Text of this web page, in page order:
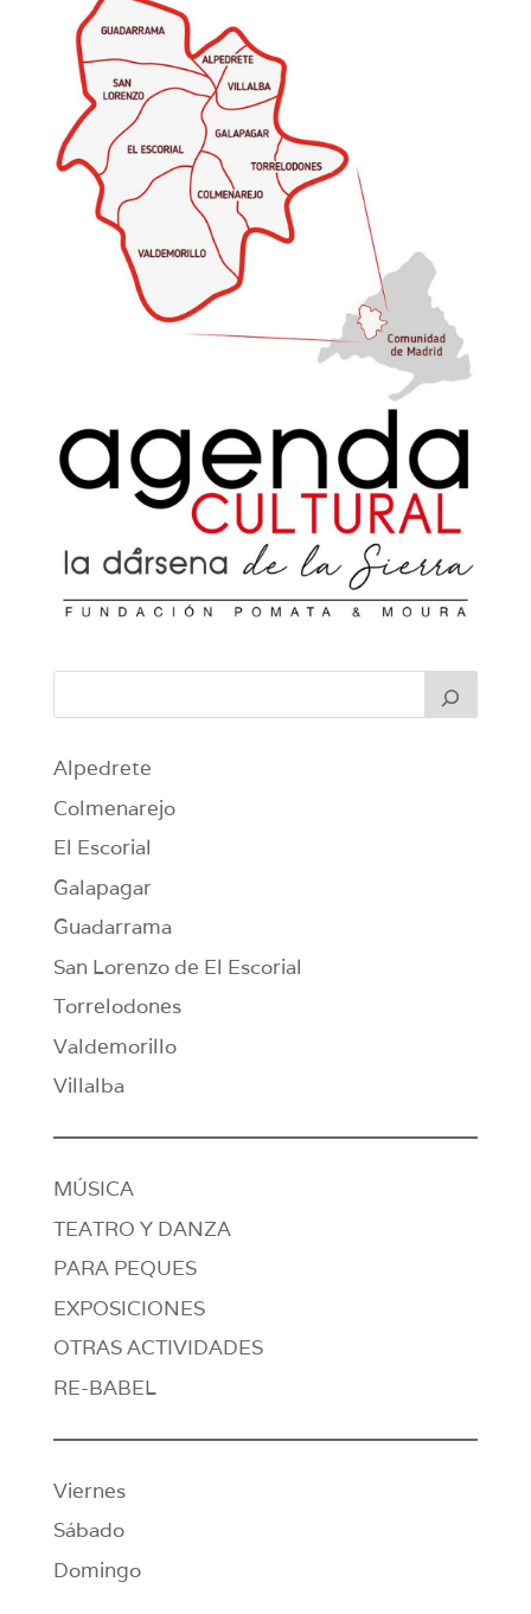
Alpedrete
Colmenarejo
El Escorial
Galapagar
Guadarrama
San Lorenzo de El Escorial
Torrelodones
Valdemorillo
Villalba
MÚSICA
TEATRO Y DANZA
PARA PEQUES
EXPOSICIONES
OTRAS ACTIVIDADES
RE-BABEL
Viernes
Sábado
Domingo